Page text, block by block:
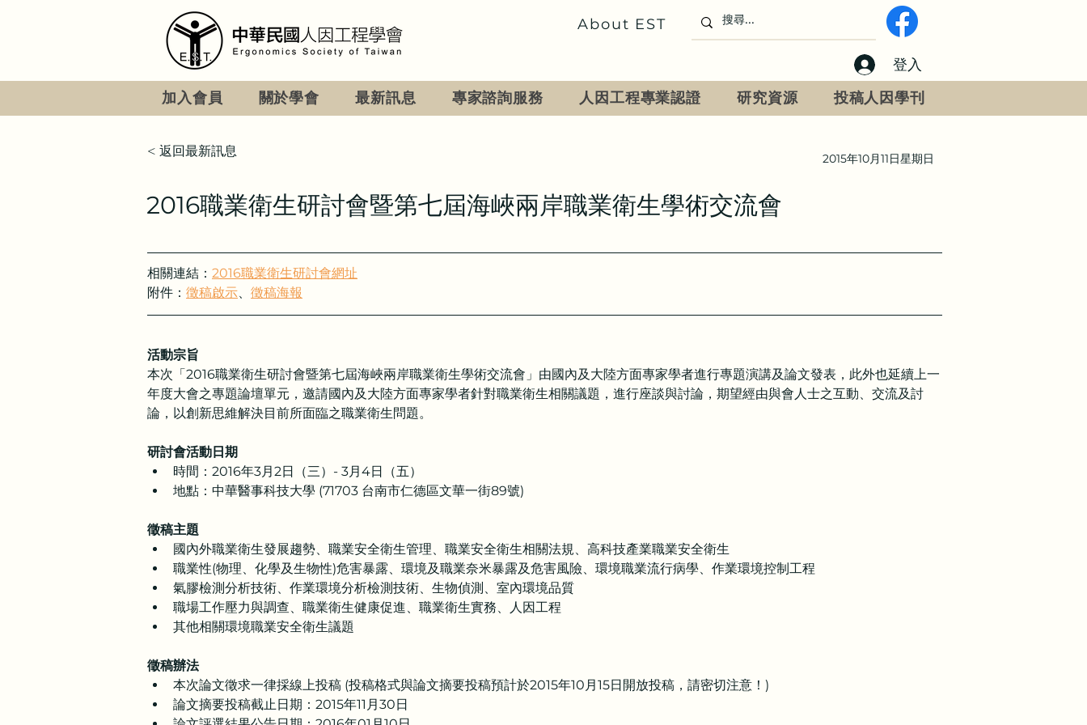
About EST
登入
加入會員
關於學會 最新訊息 專家諮詢服務 人因工程專業認證 研究資源 投稿人因學刊
< 返回最新訊息 2015年10月11日星期日
2016職業衛生研討會暨第七屆海峽兩岸職業衛生學術交流會
相關連結： 2016職業衛生研討會網址
附件： 徵稿啟示、 徵稿海報
活動宗旨
本次「2016職業衛生研討會暨第七屆海峽兩岸職業衛生學術交流會」由國內及大陸方面專家學者進行專題演講及論文發表，此外也延續上一
年度大會之專題論壇單元，邀請國內及大陸方面專家學者針對職業衛生相關議題，進行座談與討論，期望經由與會人士之互動、交流及討
論，以創新思維解決目前所面臨之職業衛生問題。
研討會活動日期
時間：2016年3月2日（三）- 3月4日（五）
地點：中華醫事科技大學 (71703 台南市仁德區文華一街89號)
徵稿主題
國內外職業衛生發展趨勢、職業安全衛生管理、職業安全衛生相關法規、高科技產業職業安全衛生
職業性(物理、化學及生物性)危害暴露、環境及職業奈米暴露及危害風險、環境職業流行病學、作業環境控制工程
氣膠檢測分析技術、作業環境分析檢測技術、生物偵測、室內環境品質
職場工作壓力與調查、職業衛生健康促進、職業衛生實務、人因工程
其他相關環境職業安全衛生議題
徵稿辦法
本次論文徵求一律採線上投稿 (投稿格式與論文摘要投稿預計於2015年10月15日開放投稿，請密切注意！)
論文摘要投稿截止日期：2015年11月30日